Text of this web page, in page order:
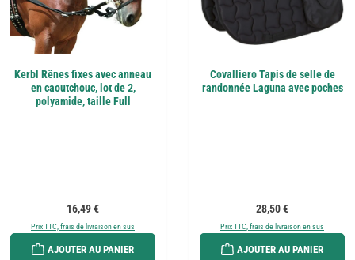
Kerbl Rênes fixes avec anneau
en caoutchouc, lot de 2,
polyamide, taille Full
Prix régulier :
16,49 €
Prix TTC, frais de livraison en sus
AJOUTER AU PANIER
Covalliero Tapis de selle de
randonnée Laguna avec poches
Prix régulier :
28,50 €
Prix TTC, frais de livraison en sus
AJOUTER AU PANIER